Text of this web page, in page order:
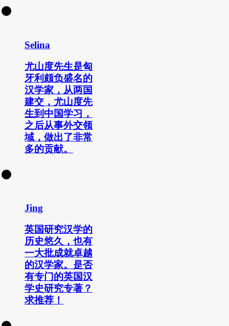
Selina
尤山度先生是匈
牙利颇负盛名的
汉学家，从两国
建交，尤山度先
生到中国学习，
之后从事外交领
域，做出了非常
多的贡献。
Jing
英国研究汉学的
历史悠久，也有
一大批成就卓越
的汉学家。是否
有专门的英国汉
学史研究专著？
求推荐！